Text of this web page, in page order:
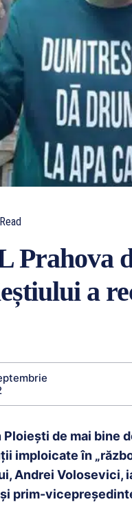
Read
Prahova
a
de mai bine
imploicate în
Andrei Volosevici,
prim-